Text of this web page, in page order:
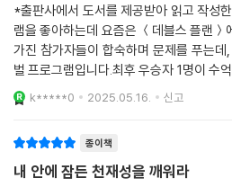
지능검사는 지식을 측정하는 것이 아니라
언어적인 능력 등 지적인 능력의 잠재성
기준으로 ‘나는 머리가 나빠’ ‘나는 너무나
었다면, 멘사 퍼즐로 내 안에 잠재된 천재
나의 능력을 아는 것에서 시작된다. 나의
인지 정확히 알아야 한다. 그것은 내 삶의
연한 의무이다.
*출판사에서 도서를 제공받아 읽고 작성
램을 좋아하는데 요즘은 ＜데블스 플랜＞
가진 참가자들이 합숙하며 문제를 푸는
벌 프로그램입니다.최후 우승자 1명이 수
을 보면 두뇌를 자극하는 문제를 풀고 싶
거운 도전을 했어
k*****0 2025.05.16. 신고
종이책
내 안에 잠든 천재성을 깨워라